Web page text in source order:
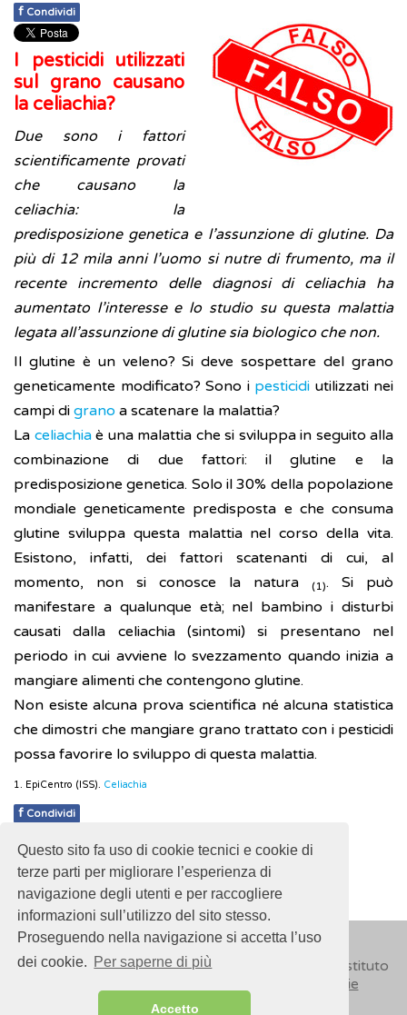
Questo sito fa uso di cookie tecnici e cookie di
terze parti per migliorare l’esperienza di
navigazione degli utenti e per raccogliere
informazioni sull’utilizzo del sito stesso.
Proseguendo nella navigazione si accetta l’uso
dei cookie. Per saperne di più
Accetto
f Condividi
I pesticidi utilizzati
sul grano causano
la celiachia?
Due sono i fattori
scientificamente provati
che causano la
celiachia: la
predisposizione genetica e l’assunzione di glutine. Da
più di 12 mila anni l’uomo si nutre di frumento, ma il
recente incremento delle diagnosi di celiachia ha
aumentato l’interesse e lo studio su questa malattia
legata all’assunzione di glutine sia biologico che non.
Il glutine è un veleno? Si deve sospettare del grano
geneticamente modificato? Sono i pesticidi utilizzati nei
campi di grano a scatenare la malattia?
La celiachiaè una malattia che si sviluppa in seguito alla
combinazione di due fattori: il glutine e la
predisposizione genetica. Solo il 30% della popolazione
mondiale geneticamente predisposta e che consuma
glutine sviluppa questa malattia nel corso della vita.
Esistono, infatti, dei fattori scatenanti di cui, al
momento, non si conosce la natura
(1). Si può
manifestare a qualunque età; nel bambino i disturbi
causati dalla celiachia (sintomi) si presentano nel
periodo in cui avviene lo svezzamento quando inizia a
mangiare alimenti che contengono glutine.
Non esiste alcuna prova scientifica né alcuna statistica
che dimostri che mangiare grano trattato con i pesticidi
possa favorire lo sviluppo di questa malattia.
1. EpiCentro (ISS). Celiachia
f Condividi
Pubblicato: 04 Maggio 2018
© 2018ISSalute - Sito sviluppato e gestito dall’Istituto
Cookie